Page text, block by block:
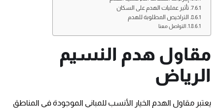
تأثير عمليات الهدم على السكان
التراخيص المطلوبة للهدم
التواصل معنا
مقاول هدم النسيم
الرياض
يعتبر مقاول الهدم الخيار الأنسب للمباني الموجودة في المناطق